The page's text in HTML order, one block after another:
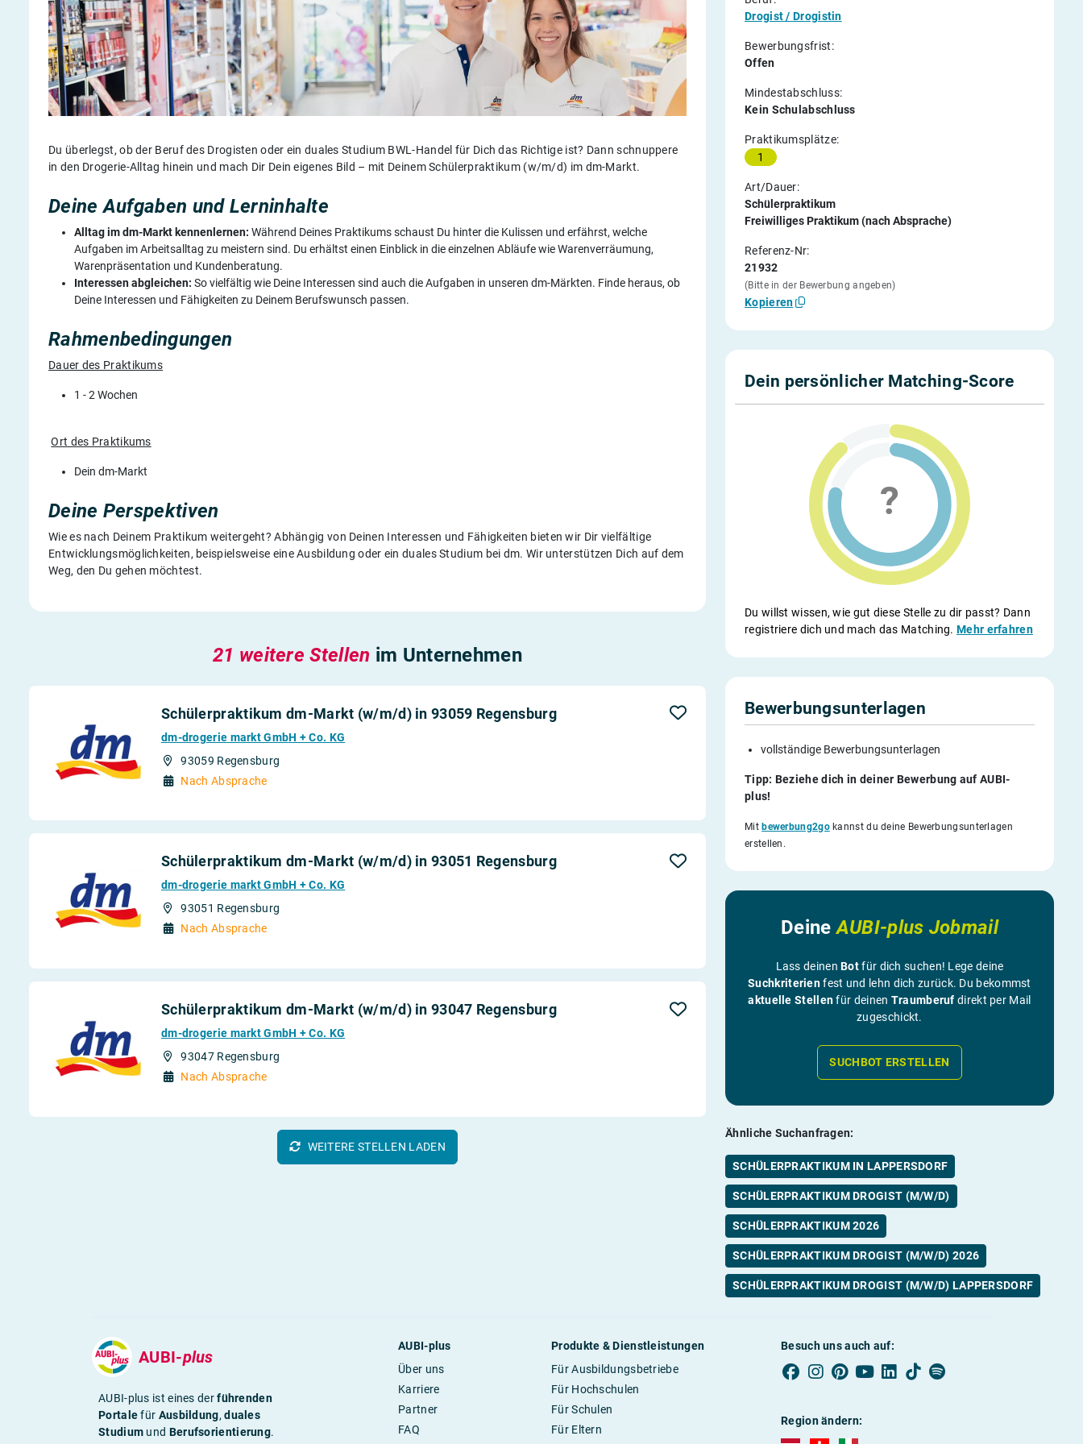
Du überlegst, ob der Beruf des Drogisten oder ein duales Studium BWL-Handel für Dich das Richtige ist? Dann schnuppere
in den Drogerie-Alltag hinein und mach Dir Dein eigenes Bild – mit Deinem Schülerpraktikum (w/m/d) im dm-Markt.
Deine Aufgaben und Lerninhalte
Alltag im dm-Markt kennenlernen: Während Deines Praktikums schaust Du hinter die Kulissen und erfährst, welche
Aufgaben im Arbeitsalltag zu meistern sind. Du erhältst einen Einblick in die einzelnen Abläufe wie Warenverräumung,
Warenpräsentation und Kundenberatung.
Interessen abgleichen: So vielfältig wie Deine Interessen sind auch die Aufgaben in unseren dm-Märkten. Finde heraus, ob
Deine Interessen und Fähigkeiten zu Deinem Berufswunsch passen.
Rahmenbedingungen
Dauer des Praktikums
1 - 2 Wochen
Ort des Praktikums
Dein dm-Markt
Deine Perspektiven
Wie es nach Deinem Praktikum weitergeht? Abhängig von Deinen Interessen und Fähigkeiten bieten wir Dir vielfältige
Entwicklungsmöglichkeiten, beispielsweise eine Ausbildung oder ein duales Studium bei dm. Wir unterstützen Dich auf dem
Weg, den Du gehen möchtest.
Drogist / Drogistin
Bewerbungsfrist:
Offen
Mindestabschluss:
Kein Schulabschluss
Praktikumsplätze:
1
Art/Dauer:
Schülerpraktikum
Freiwilliges Praktikum (nach Absprache)
Referenz-Nr:
21932
(Bitte in der Bewerbung angeben)
Kopieren
Dein persönlicher Matching-Score
Du willst wissen, wie gut diese Stelle zu dir passt? Dann
registriere dich und mach das Matching.Mehr erfahren
Bewerbungsunterlagen
vollständige Bewerbungsunterlagen
Tipp: Beziehe dich in deiner Bewerbung auf AUBI-
plus!
Mitbewerbung2gokannst du deine Bewerbungsunterlagen
erstellen.
DeineAUBI-plus Jobmail
Lass deinenBotfür dich suchen! Lege deine
Suchkriterienfest und lehn dich zurück. Du bekommst
aktuelle Stellenfür deinen Traumberuf direkt per Mail
zugeschickt.
SUCHBOT ERSTELLEN
Ähnliche Suchanfragen:
SCHÜLERPRAKTIKUM IN LAPPERSDORF
SCHÜLERPRAKTIKUM DROGIST (M/W/D)
SCHÜLERPRAKTIKUM 2026
SCHÜLERPRAKTIKUM DROGIST (M/W/D) 2026
SCHÜLERPRAKTIKUM DROGIST (M/W/D) LAPPERSDORF
21 weitere Stellen im Unternehmen
Schülerpraktikum dm-Markt (w/m/d) in 93059 Regensburg
dm-drogerie markt GmbH + Co. KG
93059 Regensburg
Nach Absprache
Schülerpraktikum dm-Markt (w/m/d) in 93051 Regensburg
dm-drogerie markt GmbH + Co. KG
93051 Regensburg
Nach Absprache
Schülerpraktikum dm-Markt (w/m/d) in 93047 Regensburg
dm-drogerie markt GmbH + Co. KG
93047 Regensburg
Nach Absprache
WEITERE STELLEN LADEN
AUBI-plus
AUBI-plus ist eines derführenden
Portalefür Ausbildung,duales
Studium und Berufsorientierung.
AUBI-plus
Über uns
Karriere
Partner
FAQ
Produkte & Dienstleistungen
Für Ausbildungsbetriebe
Für Hochschulen
Für Schulen
Für Eltern
Besuch uns auch auf:
Region ändern: